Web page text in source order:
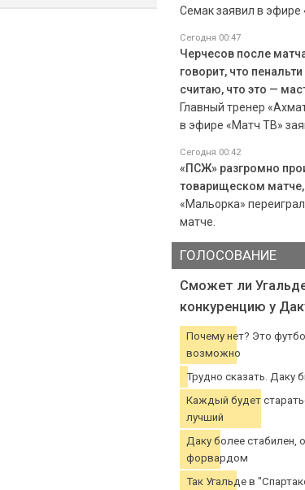
Семак заявил в эфире
Сегодня 00:47
Черчесов после
говорит, что
считаю, что это —
Главный тренер
в эфире «Матч ТВ»
Сегодня 00:42
«ПСЖ» разгромно
товарищеском
«Мальорка»
матче.
ГОЛОСОВАНИЕ
Сможет ли
конкуренцию у
Почему нет? Это
возможно
Трудно сказать. Даку
Каждый будет
лучший
Даку более стабилен,
форвардом
Так Угальде в